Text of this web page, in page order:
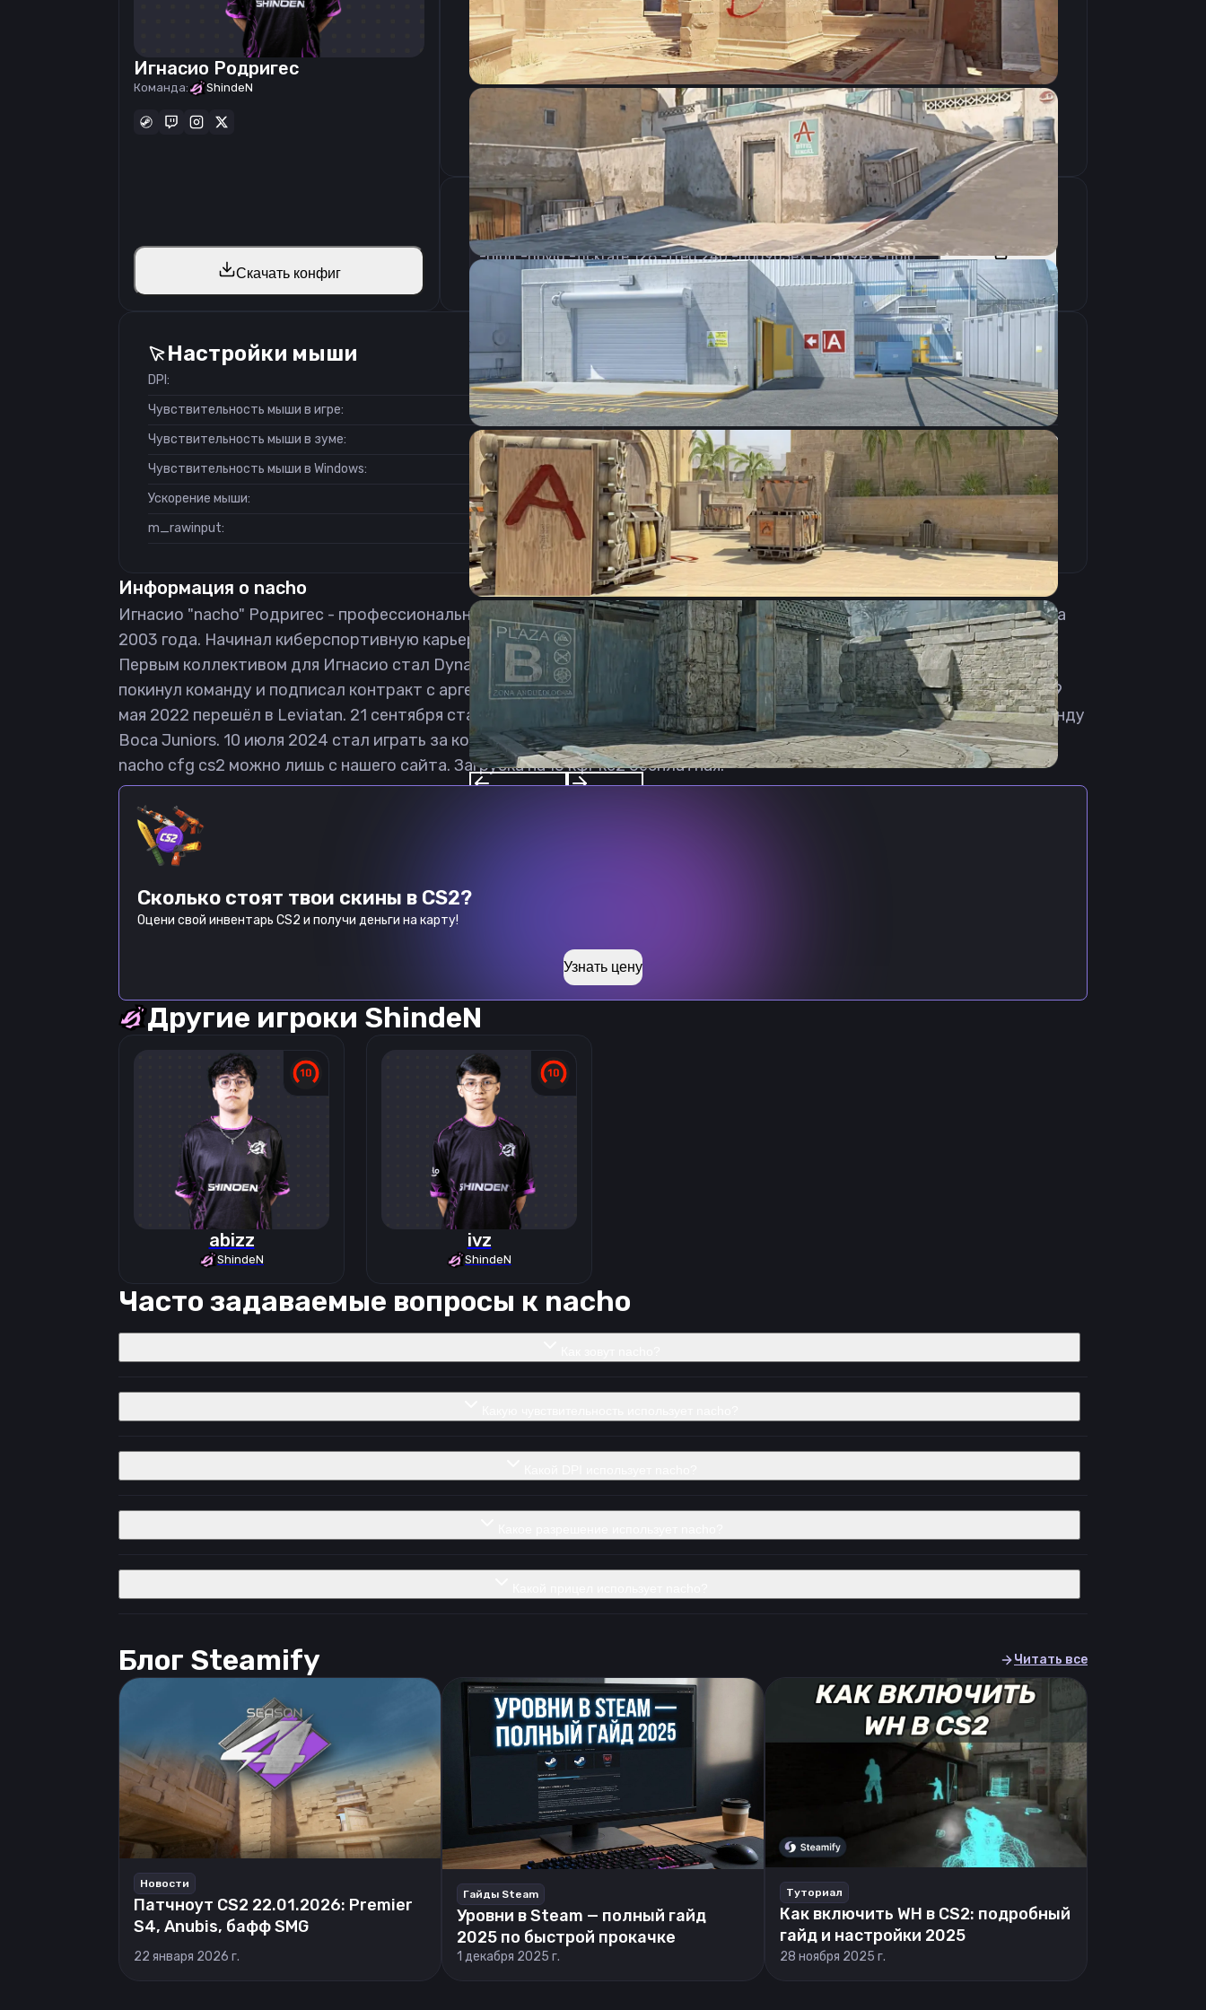
Игнасио Родригес
Команда: ShindeN
Скачать конфиг
Previous slide Next slide
CSGO-Pa5M6-4qs6P-zvGiR-Cek5i-3kYbD
Скопировать
Параметры запуска
-high -novid -tickrate 128 -freq 240 -nod9d3ex1 -d3d9ex -nojoy -allow_third_party_software
Скопировать
Настройки мыши
DPI:
800
Чувствительность мыши в игре:
2
Чувствительность мыши в зуме:
1
Чувствительность мыши в Windows:
6/11
Ускорение мыши:
0
m_rawinput:
1
Настройки экрана
Разрешение
1280×960
Соотношение сторон
4:3
Формат изображения
Растянутое
Частота обновления
Информация о nacho
Игнасио "nacho" Родригес - профессиональный игрок в Counter-Strike: Global Offensive из Аргентины. Родился 28 августа
2003 года. Начинал киберспортивную карьеру с выступления и тренировок с малоизвестными локальными миксами.
Первым коллективом для Игнасио стал Dynasty Gaming, к которому он присоединился в июне 2019 года. Спустя год
покинул команду и подписал контракт с аргентинской организацией Furious Gaming, где выступает как игрок основы. 19
мая 2022 перешёл в Leviatan. 21 сентября стал играть за аргентинскую команду Team MOB. 18 мая 2023 перешёл в команду
Boca Juniors. 10 июля 2024 стал играть за команду Hawks. 14 января 2025 был принят в ряды команды ShindeN. Скачать
nacho cfg cs2 можно лишь с нашего сайта. Загрузка начо кфг кс2 бесплатная.
Сколько стоят твои скины в CS2?
Оцени свой инвентарь CS2 и получи деньги на карту!
Узнать цену
Другие игроки ShindeN
abizz
ShindeN
ivz
ShindeN
Часто задаваемые вопросы к nacho
Блог Steamify Читать все
Новости
Патчноут CS2 22.01.2026: Premier
S4, Anubis, бафф SMG
22 января 2026 г.
Гайды Steam
Уровни в Steam — полный гайд
2025 по быстрой прокачке
1 декабря 2025 г.
Туториал
Как включить WH в CS2: подробный
гайд и настройки 2025
28 ноября 2025 г.